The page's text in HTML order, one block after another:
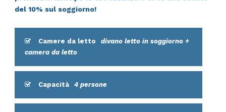
del 10% sul soggiorno!
Camere da letto
divano letto in soggiorno +
camera da letto
Capacità 4 persone